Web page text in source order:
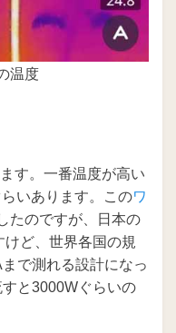
温度
す。一番温度が高い
いあります。このワ
たのですが、日本の
ど、世界各国の規
で測れる設計になっ
と3000Wぐらいの